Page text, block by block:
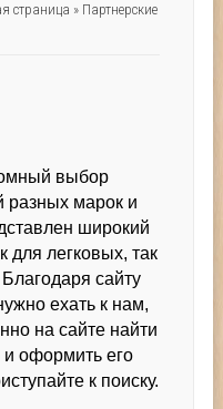
страница » Партнерские
выбор
разных марок и
широкий
для легковых, так
сайту
ехать к нам,
на сайте найти
оформить его
к поиску.